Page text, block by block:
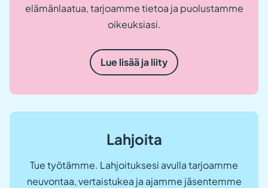
elämänlaatua, tarjoamme tietoa ja puolustamme
oikeuksiasi.
Lue lisää ja liity
Lahjoita
Tue työtämme. Lahjoituksesi avulla tarjoamme
neuvontaa, vertaistukea ja ajamme jäsentemme